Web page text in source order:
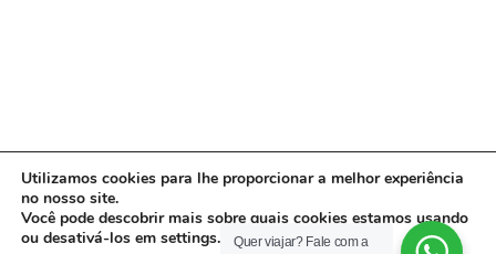
Utilizamos cookies para lhe proporcionar a melhor experiência
no nosso site.
Você pode descobrir mais sobre quais cookies estamos usando
ou desativá-los em settings.
Quer viajar? Fale com a